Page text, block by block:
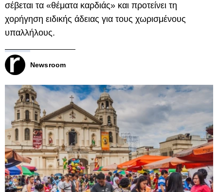
σέβεται τα «θέματα καρδιάς» και προτείνει τη
χορήγηση ειδικής άδειας για τους χωρισμένους
υπαλλήλους.
Newsroom